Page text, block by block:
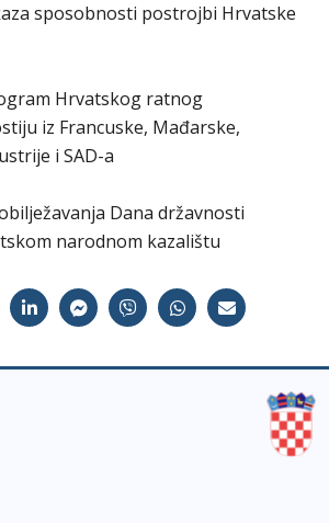
sposobnosti postrojbi Hrvatske
Hrvatskog ratnog
iz Francuske, Mađarske,
i SAD-a
Dana državnosti
narodnom kazalištu
izbornik